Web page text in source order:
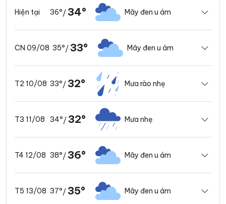
Hiện tại 36°/ 34° Mây đen u ám
CN 09/08 35°/ 33° Mây đen u ám
T2 10/08 33°/ 32° Mưa rào nhẹ
T3 11/08 34°/ 32° Mưa nhẹ
T4 12/08 38°/ 36° Mây đen u ám
T5 13/08 37°/ 35° Mây đen u ám